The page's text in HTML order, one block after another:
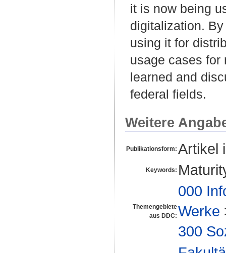
it is now being
digitalization.
using it for
usage cases for
learned and
federal fields.
Weitere
Publikationsform: Artikel
Keywords:
Themengebiete
aus DDC:
000
Werke
300